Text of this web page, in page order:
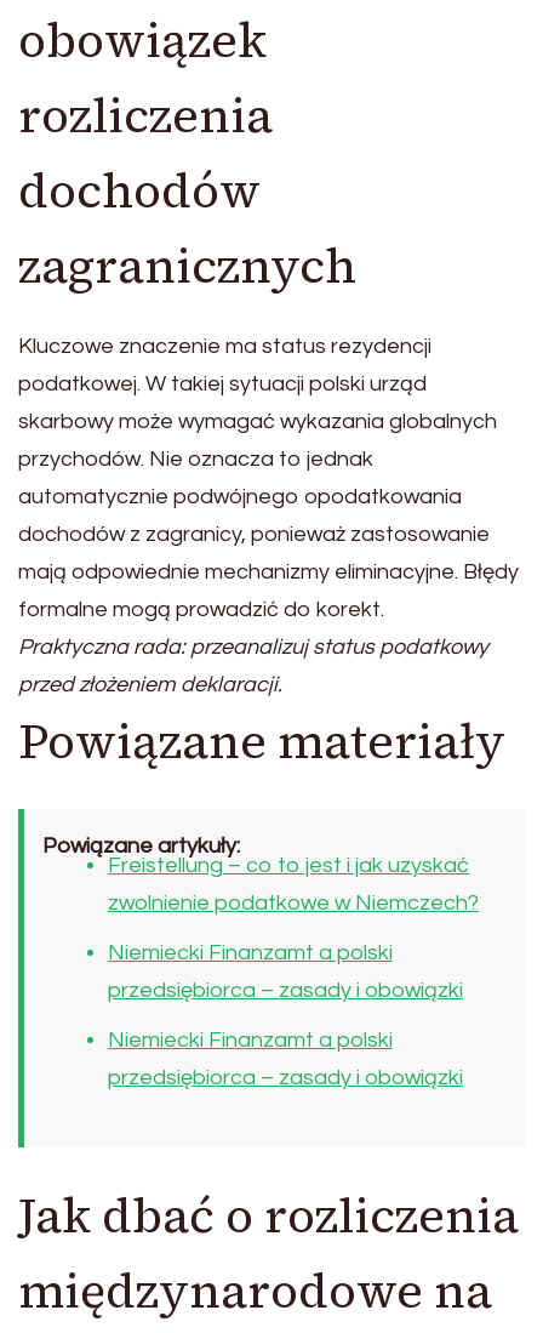
obowiązek
rozliczenia
dochodów
zagranicznych
Kluczowe znaczenie ma status rezydencji
podatkowej. W takiej sytuacji polski urząd
skarbowy może wymagać wykazania globalnych
przychodów. Nie oznacza to jednak
automatycznie podwójnego opodatkowania
dochodów z zagranicy, ponieważ zastosowanie
mają odpowiednie mechanizmy eliminacyjne. Błędy
formalne mogą prowadzić do korekt.
Praktyczna rada: przeanalizuj status podatkowy
przed złożeniem deklaracji.
Powiązane materiały
Powiązane artykuły:
Freistellung – co to jest i jak uzyskać
zwolnienie podatkowe w Niemczech?
Niemiecki Finanzamt a polski
przedsiębiorca – zasady i obowiązki
Niemiecki Finanzamt a polski
przedsiębiorca – zasady i obowiązki
Jak dbać o rozliczenia
międzynarodowe na